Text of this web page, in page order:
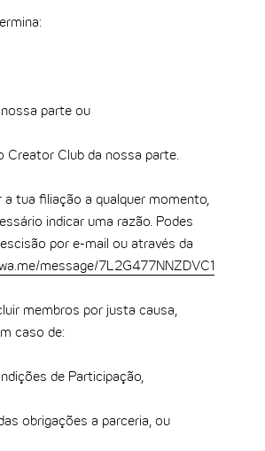
parte ou
Creator Club da nossa parte.
a tua filiação a qualquer momento,
indicar uma razão. Podes
por e-mail ou através da
message/7L2G477NNZDVC1
membros por justa causa,
caso de:
de Participação,
obrigações a parceria, ou